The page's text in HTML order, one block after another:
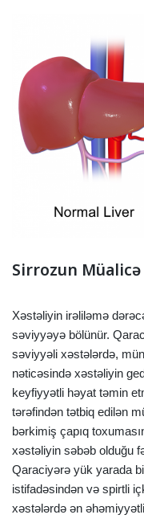
Sirrozun
Xəstəliyin irəliləmə
səviyyəyə bölünür.
səviyyəli xəstələrdə,
nəticəsində xəstəliyin
keyfiyyətli həyat təmin
tərəfindən tətbiq edilən
bərkimiş çapıq
xəstəliyin səbəb olduğu
Qaraciyərə yük yarada
istifadəsindən və spirtli
xəstələrdə ən